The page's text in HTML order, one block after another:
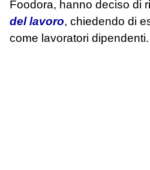
Foodora, hanno deciso di
del lavoro, chiedendo di
come lavoratori dipendenti.